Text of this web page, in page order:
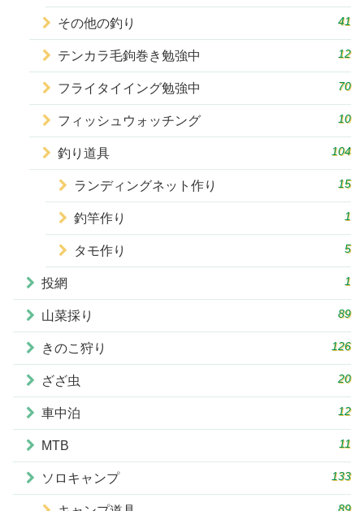
その他の釣り 41
テンカラ毛鉤巻き勉強中 12
フライタイイング勉強中 70
フィッシュウォッチング 10
釣り道具 104
ランディングネット作り 15
釣竿作り 1
タモ作り 5
投網 1
山菜採り 89
きのこ狩り 126
ざざ虫 20
車中泊 12
MTB 11
ソロキャンプ 133